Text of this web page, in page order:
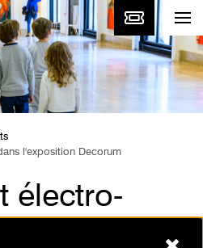
l'exposition Decorum
électro-
dans